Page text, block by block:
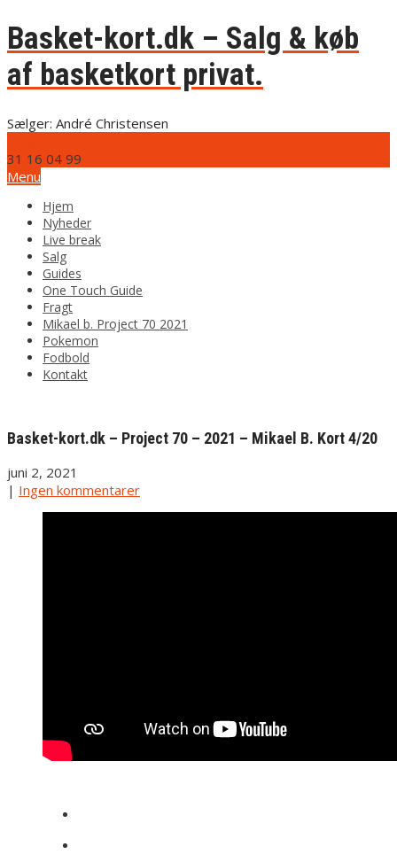
Basket-kort.dk – Salg & køb
af basketkort privat.
Sælger: André Christensen
31 16 04 99
Menu
Hjem
Nyheder
Live break
Salg
Guides
One Touch Guide
Fragt
Mikael b. Project 70 2021
Pokemon
Fodbold
Kontakt
Basket-kort.dk – Project 70 – 2021 – Mikael B. Kort 4/20
juni 2, 2021
| Ingen kommentarer